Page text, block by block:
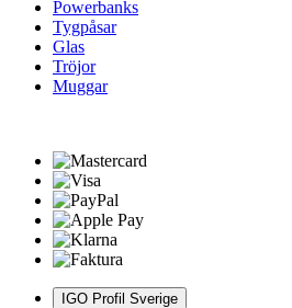
Powerbanks
Tygpåsar
Glas
Tröjor
Muggar
IGO Profil Sverige